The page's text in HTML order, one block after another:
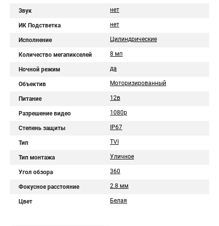
Звук нет
ИК Подстветка нет
Исполнение Цилиндрические
Количество мегапикселей 8 мп
Ночной режим да
Объектив Моторизированный
Питание 12в
Разрешение видео 1080p
Степень защиты IP67
Тип TVI
Тип монтажа Уличное
Угол обзора 360
Фокусное расстояние 2.8 мм
Цвет Белая